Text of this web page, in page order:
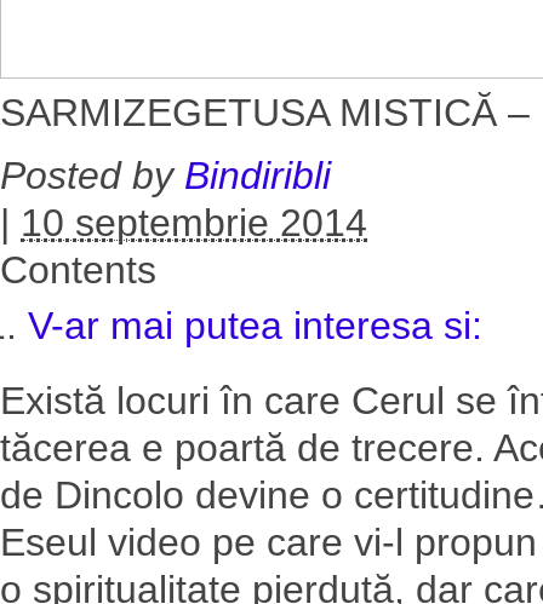
SARMIZEGETUSA MISTICĂ
Posted by Bindiribli
| 10 septembrie 2014
Contents
V-ar mai putea interesa si:
Există locuri în care Cerul se
tăcerea e poartă de trecere.
de Dincolo devine o
Eseul video pe care vi-l
o spiritualitate pierdută, dar